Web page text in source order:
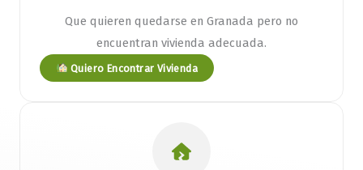
Que quieren quedarse en Granada pero no
encuentran vivienda adecuada.
Quiero Encontrar Vivienda